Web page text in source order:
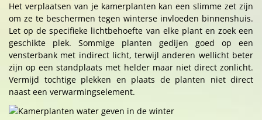
Het verplaatsen van je kamerplanten kan een slimme zet zijn
om ze te beschermen tegen winterse invloeden binnenshuis.
Let op de specifieke lichtbehoefte van elke plant en zoek een
geschikte plek. Sommige planten gedijen goed op een
vensterbank met indirect licht, terwijl anderen wellicht beter
zijn op een standplaats met helder maar niet direct zonlicht.
Vermijd tochtige plekken en plaats de planten niet direct
naast een verwarmingselement.